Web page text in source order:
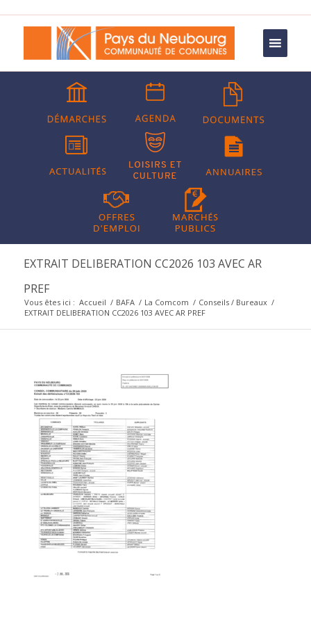
EXTRAIT DELIBERATION CC2026 103 AVEC AR
PREF
Vous êtes ici : Accueil / BAFA / La Comcom / Conseils / Bureaux /
EXTRAIT DELIBERATION CC2026 103 AVEC AR PREF